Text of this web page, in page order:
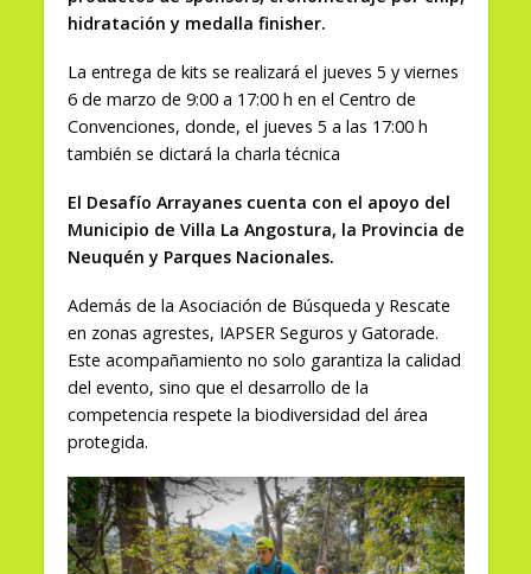
hidratación y medalla finisher.
La entrega de kits se realizará el jueves 5 y viernes
6 de marzo de 9:00 a 17:00 h en el Centro de
Convenciones, donde, el jueves 5 a las 17:00 h
también se dictará la charla técnica
El Desafío Arrayanes cuenta con el apoyo del
Municipio de Villa La Angostura, la Provincia de
Neuquén y Parques Nacionales.
Además de la Asociación de Búsqueda y Rescate
en zonas agrestes, IAPSER Seguros y Gatorade.
Este acompañamiento no solo garantiza la calidad
del evento, sino que el desarrollo de la
competencia respete la biodiversidad del área
protegida.